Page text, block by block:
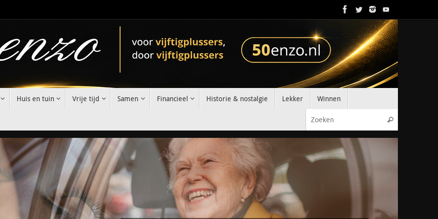
Huis en tuin Vrije tijd Samen Financieel Historie & nostalgie Lekker
Winnen
Zoeken